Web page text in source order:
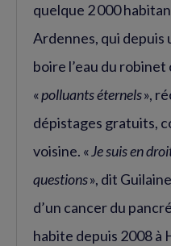
quelque 2 000
Ardennes, qui depuis
boire l’eau du
«polluants éternels»,
dépistages gratuits,
voisine. «Je suis en
questions», dit
d’un cancer du
habite depuis 2008 à